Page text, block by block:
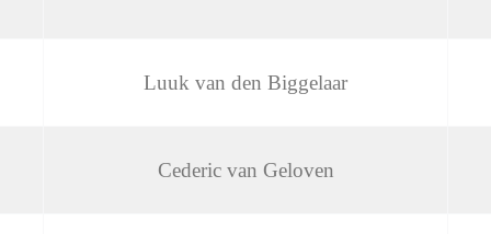
Luuk van den Biggelaar
Cederic van Geloven